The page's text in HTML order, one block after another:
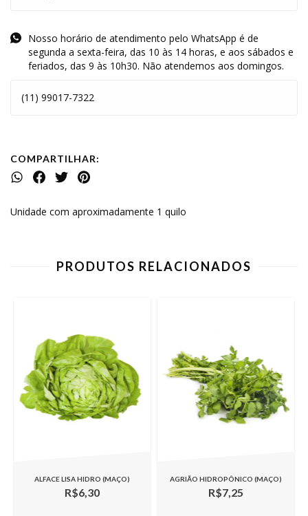
Nosso horário de atendimento pelo WhatsApp é de
segunda a sexta-feira, das 10 às 14 horas, e aos sábados e
feriados, das 9 às 10h30. Não atendemos aos domingos.
(11) 99017-7322
COMPARTILHAR:
Unidade com aproximadamente 1 quilo
PRODUTOS RELACIONADOS
ALFACE LISA HIDRO (MAÇO)
R$6,30
AGRIÃO HIDROPÔNICO (MAÇO)
R$7,25